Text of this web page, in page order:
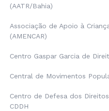
(AATR/Bahia)
Associação de Apoio à
(AMENCAR)
Centro Gaspar Garcia de
Central de Movimentos
Centro de Defesa dos
CDDH